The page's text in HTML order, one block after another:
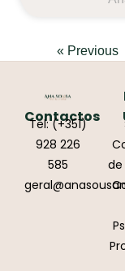
« Previous
Contactos
Tel: (+351)
928 226
585
de